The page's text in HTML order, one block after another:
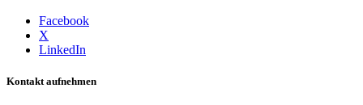
Facebook
X
LinkedIn
Kontakt aufnehmen